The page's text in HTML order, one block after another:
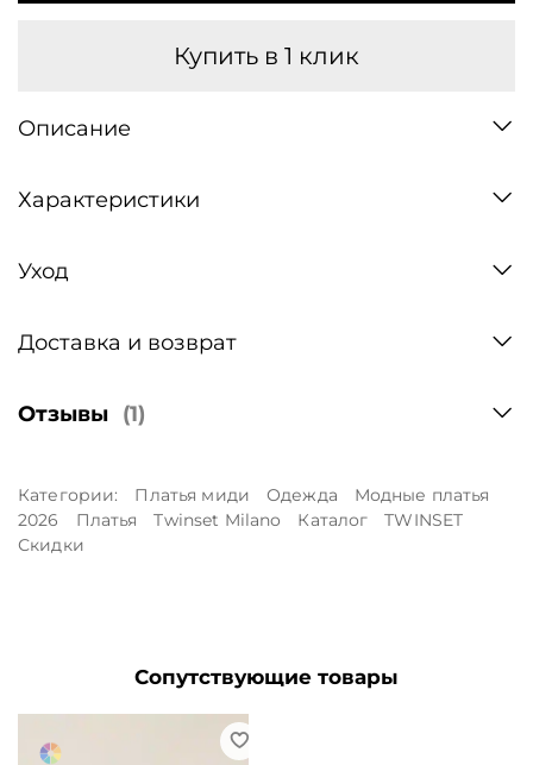
Купить в 1 клик
Описание
Характеристики
Уход
Доставка и возврат
Отзывы (1)
Категории: Платья миди Одежда
Модные платья
2026
Платья Twinset Milano Каталог
TWINSET
Скидки
Сопутствующие товары